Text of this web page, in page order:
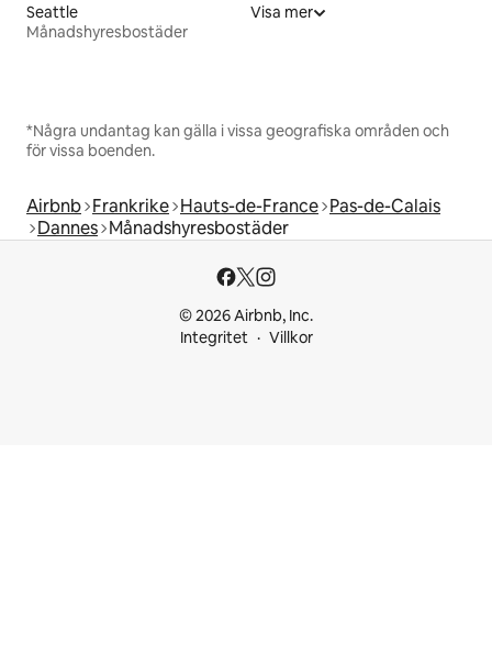
Seattle
Månadshyresbostäder
Visa mer
*Några undantag kan gälla i vissa geografiska områden och
för vissa boenden.
Airbnb Frankrike Hauts-de-France Pas-de-Calais
Dannes Månadshyresbostäder
© 2026 Airbnb, Inc.
Integritet
Villkor